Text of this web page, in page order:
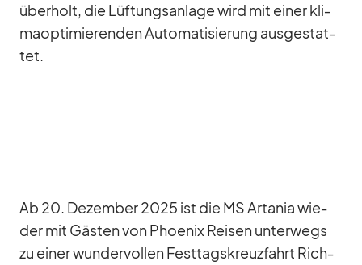
über­holt, die Lüf­tungs­an­lage wird mit ei­ner kli­
ma­op­ti­mie­ren­den Au­to­ma­ti­sie­rung aus­ge­stat­
tet.
Ab 20. De­zem­ber 2025 ist die MS Arta­nia wie­
der mit Gäs­ten von Phoe­nix Rei­sen un­ter­wegs
zu ei­ner wun­der­vol­len Fest­tags­kreuz­fahrt Rich­